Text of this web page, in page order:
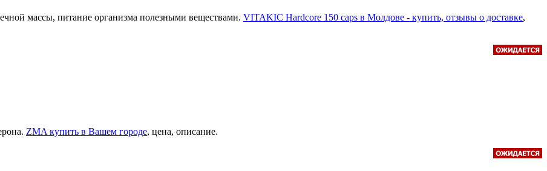
массы, питание организма полезными веществами. VITAKIC Hardcore 150 caps в Молдове - купить, отзывы о доставке,
ZMA купить в Вашем городе, цена, описание.